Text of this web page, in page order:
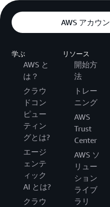
AWS アカウ
学ぶ
AWS と
は？
クラウ
ドコン
ピュー
ティン
グとは?
エージ
ェンテ
ィック
AI とは?
クラウ
リソース
開始方
法
トレー
ニング
AWS
Trust
Center
AWS ソ
リュー
ション
ライブ
ラリ